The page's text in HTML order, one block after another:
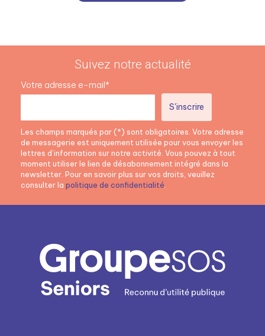
Suivez notre actualité
Votre adresse e-mail*
Les champs marqués par (*) sont obligatoires. Votre adresse
de messagerie est uniquement utilisée pour vous envoyer les
lettres d’information sur notre activité. Vous pouvez à tout
moment utiliser le lien de désabonnement intégré dans la
newsletter. Pour en savoir plus sur vos droits, veuillez
consulter la politique de confidentialité